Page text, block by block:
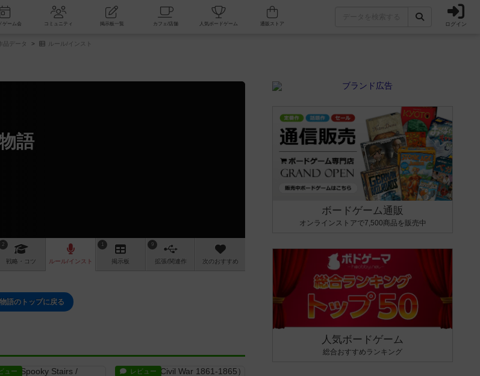
ボードゲーム会 コミュニティ 掲示板一覧 カフェ/店舗 人気ボードゲーム ログイン
品データ ルール/インスト
語
2
戦略 ・コツ ルール/インスト
1
掲示板
9
拡張/関連作 次のおすすめ
語のトップに戻る
ュー レビュー
ボードゲーム通販
オンラインストアで7,500商品を販売中
人気ボードゲーム
総合おすすめランキング